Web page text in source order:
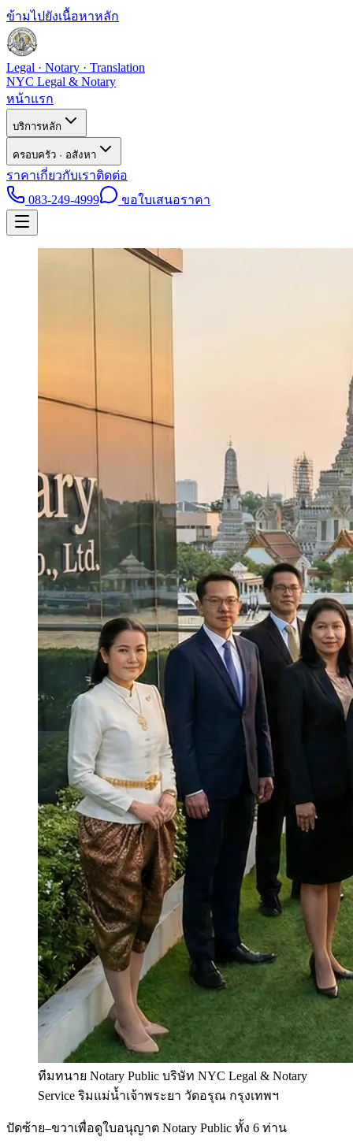
ข้ามไปยังเนื้อหาหลัก
Legal · Notary · Translation
NYC Legal & Notary
หน้าแรก
บริการหลัก
ครอบครัว · อสังหา
ราคาเกี่ยวกับเราติดต่อ
083-249-4999
ขอใบเสนอราคา
ทีมทนาย Notary Public บริษัท NYC Legal & Notary
Service ริมแม่น้ำเจ้าพระยา วัดอรุณ กรุงเทพฯ
ปัดซ้าย–ขวาเพื่อดูใบอนุญาต Notary Public ทั้ง 6 ท่าน